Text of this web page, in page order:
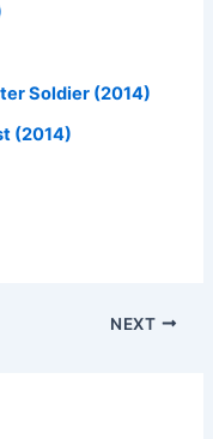
Soldier (2014)
(2014)
NEXT